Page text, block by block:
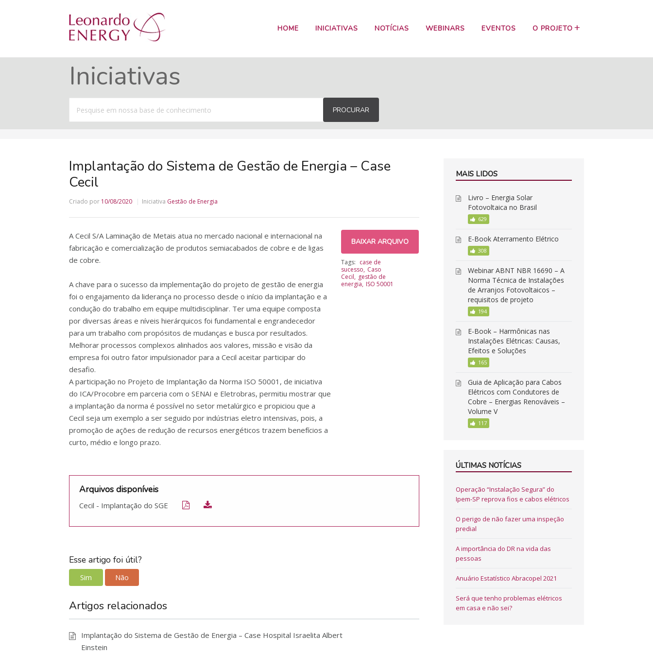
HOME INICIATIVAS NOTÍCIAS WEBINARS EVENTOS O PROJETO
Iniciativas
por
PROCURAR
Implantação do Sistema de Gestão de Energia – Case
Cecil
Criado por 10/08/2020 Iniciativa Gestão de Energia
A Cecil S/A Laminação de Metais atua no mercado nacional e internacional na
fabricação e comercialização de produtos semiacabados de cobre e de ligas
de cobre.
A chave para o sucesso da implementação do projeto de gestão de energia
foi o engajamento da liderança no processo desde o início da implantação e a
condução do trabalho em equipe multidisciplinar. Ter uma equipe composta
por diversas áreas e níveis hierárquicos foi fundamental e engrandecedor
para um trabalho com propósitos de mudanças e busca por resultados.
Melhorar processos complexos alinhados aos valores, missão e visão da
empresa foi outro fator impulsionador para a Cecil aceitar participar do
desafio.
A participação no Projeto de Implantação da Norma ISO 50001, de iniciativa
do ICA/Procobre em parceria com o SENAI e Eletrobras, permitiu mostrar que
a implantação da norma é possível no setor metalúrgico e propiciou que a
Cecil seja um exemplo a ser seguido por indústrias eletro intensivas, pois, a
promoção de ações de redução de recursos energéticos trazem benefícios a
curto, médio e longo prazo.
BAIXAR ARQUIVO
Tags: case de
sucesso Caso
Cecil
gestão de
energia ISO 50001
Arquivos disponíveis
Cecil - Implantação do SGE
Esse artigo foi útil?
Sim Não
Artigos relacionados
Implantação do Sistema de Gestão de Energia – Case Hospital Israelita Albert
Einstein
MAIS LIDOS
Livro – Energia Solar
Fotovoltaica no Brasil
629
E-Book Aterramento Elétrico
308
Webinar ABNT NBR 16690 – A
Norma Técnica de Instalações
de Arranjos Fotovoltaicos –
requisitos de projeto
194
E-Book – Harmônicas nas
Instalações Elétricas: Causas,
Efeitos e Soluções
165
Guia de Aplicação para Cabos
Elétricos com Condutores de
Cobre – Energias Renováveis –
Volume V
117
ÚLTIMAS NOTÍCIAS
Operação “Instalação Segura” do
Ipem-SP reprova fios e cabos elétricos
O perigo de não fazer uma inspeção
predial
A importância do DR na vida das
pessoas
Anuário Estatístico Abracopel 2021
Será que tenho problemas elétricos
em casa e não sei?